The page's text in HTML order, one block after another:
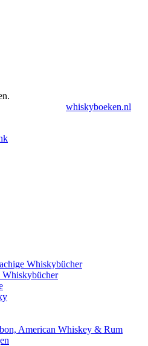
Whiskybücher
Whiskybücher
American Whiskey & Rum